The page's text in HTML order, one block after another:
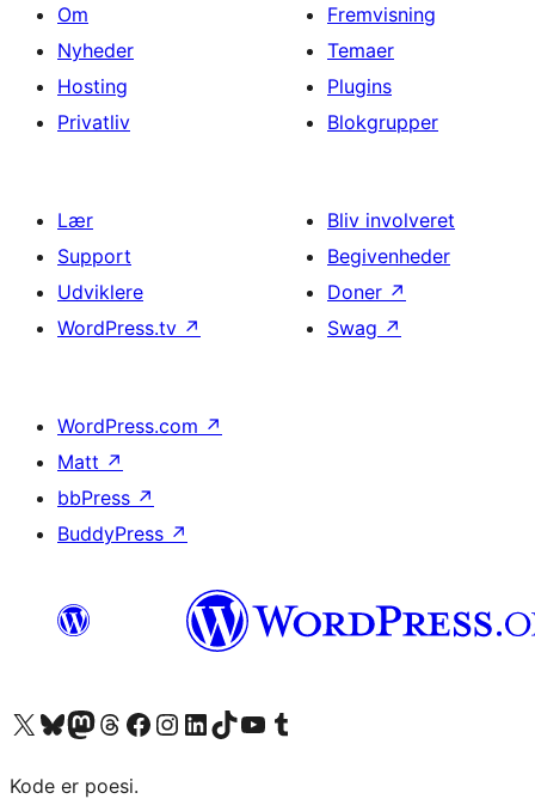
Om
Nyheder
Hosting
Privatliv
Fremvisning
Temaer
Plugins
Blokgrupper
Lær
Support
Udviklere
WordPress.tv ↗
Bliv involveret
Begivenheder
Doner ↗
Swag ↗
WordPress.com ↗
Matt ↗
bbPress ↗
BuddyPress ↗
Besøg vores X (tidligere Twitter) konto
Besøg vores Bluesky-konto
Besøg vores Mastodon konto
Besøg vores Threads-konto
Besøg vores Facebook sideBesøg vores Instagram konto
Besøg vores LinkedIn konto
Besøg vores TikTok-konto
Besøg vores YouTube-kanalBesøg vores Tumblr-konto
Kode er poesi.